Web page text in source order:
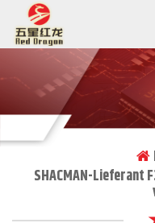
SHACMAN-Lieferant